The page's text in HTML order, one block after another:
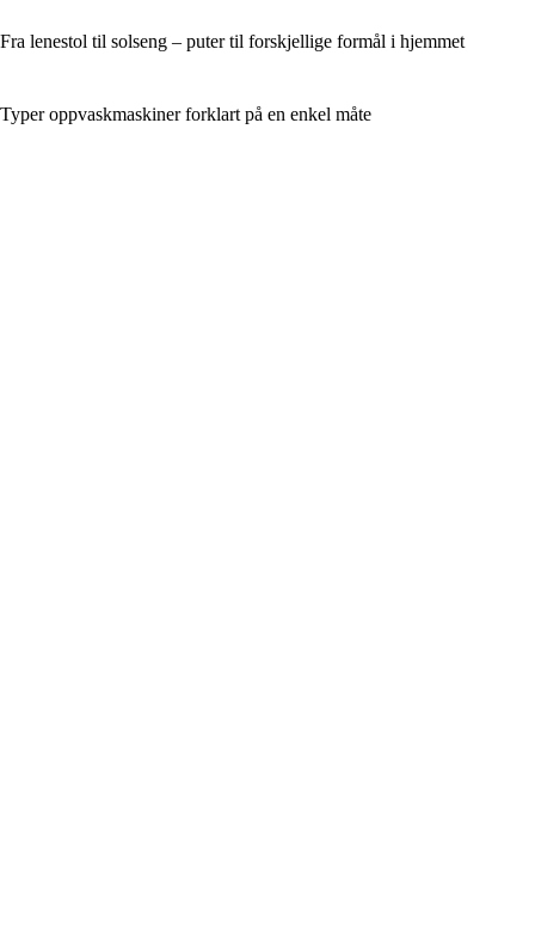
Fra lenestol til solseng – puter til forskjellige formål i hjemmet
Typer oppvaskmaskiner forklart på en enkel måte